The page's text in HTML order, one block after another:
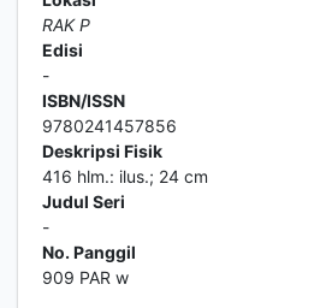
RAK P
Edisi
-
ISBN/ISSN
9780241457856
Deskripsi Fisik
416 hlm.: ilus.; 24 cm
Judul Seri
-
No. Panggil
909 PAR w